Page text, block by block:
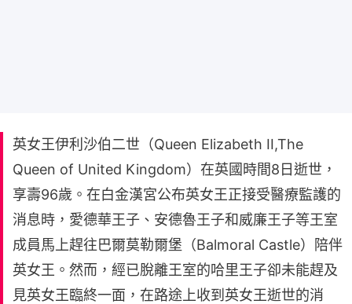
英女王伊利沙伯二世（Queen Elizabeth II,The
Queen of United Kingdom）在英國時間8日逝世，
享壽96歲。在白金漢宮公布英女王正接受醫療監護的
消息時，愛德華王子、安德魯王子和威廉王子等王室
成員馬上趕往巴爾莫勒爾堡（Balmoral Castle）陪伴
英女王。然而，經已脫離王室的哈里王子卻未能趕及
見英女王臨終一面，在路途上收到英女王逝世的消